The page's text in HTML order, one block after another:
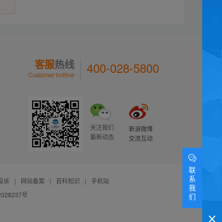
客服热线
Customer hotline 400-028-5800
关注我们
最新动态
新浪微博
交流互动
诉 | 网站备案 | 百科知识 |
手机站
号
联
系
我
们